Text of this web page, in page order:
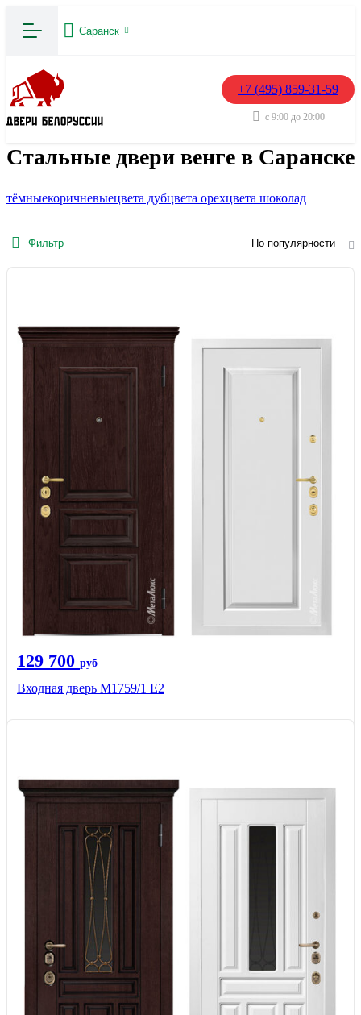
Саранск
+7 (495) 859-31-59
с 9:00 до 20:00
Стальные двери венге в Саранске
тёмныекоричневыецвета дубцвета орехцвета шоколад
Фильтр По популярности
129 700 руб
Входная дверь М1759/1 Е2